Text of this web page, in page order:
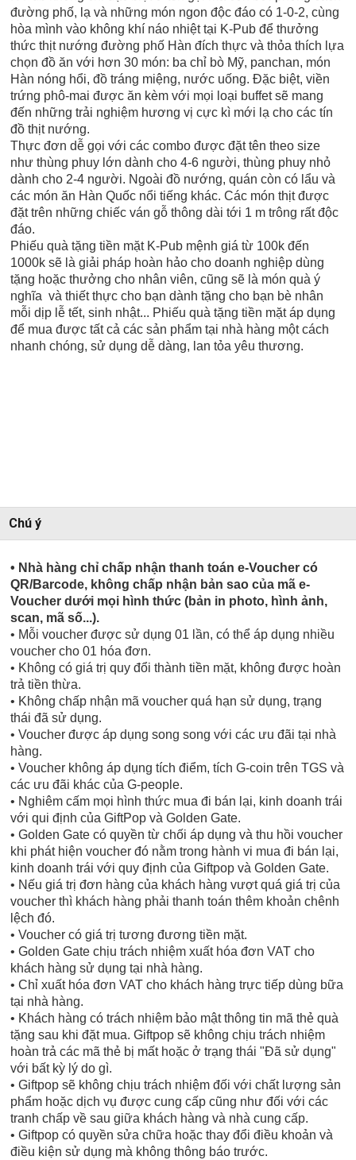
đường phố, lạ và những món ngon độc đáo có 1-0-2, cùng
hòa mình vào không khí náo nhiệt tại K-Pub để thưởng
thức thịt nướng đường phố Hàn đích thực và thỏa thích lựa
chọn đồ ăn với hơn 30 món: ba chỉ bò Mỹ, panchan, món
Hàn nóng hổi, đồ tráng miệng, nước uống. Đặc biệt, viền
trứng phô-mai được ăn kèm với mọi loại buffet sẽ mang
đến những trải nghiệm hương vị cực kì mới lạ cho các tín
đồ thịt nướng.
Thực đơn dễ gọi với các combo được đặt tên theo size
như thùng phuy lớn dành cho 4-6 người, thùng phuy nhỏ
dành cho 2-4 người. Ngoài đồ nướng, quán còn có lẩu và
các món ăn Hàn Quốc nổi tiếng khác. Các món thịt được
đặt trên những chiếc ván gỗ thông dài tới 1 m trông rất độc
đáo.
Phiếu quà tặng tiền mặt K-Pub mệnh giá từ 100k đến
1000k sẽ là giải pháp hoàn hảo cho doanh nghiệp dùng
tặng hoặc thưởng cho nhân viên, cũng sẽ là món quà ý
nghĩa và thiết thực cho bạn dành tặng cho bạn bè nhân
mỗi dịp lễ tết, sinh nhật... Phiếu quà tặng tiền mặt áp dụng
để mua được tất cả các sản phẩm tại nhà hàng một cách
nhanh chóng, sử dụng dễ dàng, lan tỏa yêu thương.
Chú ý
• Nhà hàng chỉ chấp nhận thanh toán e-Voucher có
QR/Barcode, không chấp nhận bản sao của mã e-
Voucher dưới mọi hình thức (bản in photo, hình ảnh,
scan, mã số...).
• Mỗi voucher được sử dụng 01 lần, có thể áp dụng nhiều
voucher cho 01 hóa đơn.
• Không có giá trị quy đổi thành tiền mặt, không được hoàn
trả tiền thừa.
• Không chấp nhận mã voucher quá hạn sử dụng, trạng
thái đã sử dụng.
• Voucher được áp dụng song song với các ưu đãi tại nhà
hàng.
• Voucher không áp dụng tích điểm, tích G-coin trên TGS và
các ưu đãi khác của G-people.
• Nghiêm cấm mọi hình thức mua đi bán lại, kinh doanh trái
với qui định của GiftPop và Golden Gate.
• Golden Gate có quyền từ chối áp dụng và thu hồi voucher
khi phát hiện voucher đó nằm trong hành vi mua đi bán lại,
kinh doanh trái với quy định của Giftpop và Golden Gate.
• Nếu giá trị đơn hàng của khách hàng vượt quá giá trị của
voucher thì khách hàng phải thanh toán thêm khoản chênh
lệch đó.
• Voucher có giá trị tương đương tiền mặt.
• Golden Gate chịu trách nhiệm xuất hóa đơn VAT cho
khách hàng sử dụng tại nhà hàng.
• Chỉ xuất hóa đơn VAT cho khách hàng trực tiếp dùng bữa
tại nhà hàng.
• Khách hàng có trách nhiệm bảo mật thông tin mã thẻ quà
tặng sau khi đặt mua. Giftpop sẽ không chịu trách nhiệm
hoàn trả các mã thẻ bị mất hoặc ở trạng thái "Đã sử dụng"
với bất kỳ lý do gì.
• Giftpop sẽ không chịu trách nhiệm đối với chất lượng sản
phẩm hoặc dịch vụ được cung cấp cũng như đối với các
tranh chấp về sau giữa khách hàng và nhà cung cấp.
• Giftpop có quyền sửa chữa hoặc thay đổi điều khoản và
điều kiện sử dụng mà không thông báo trước.